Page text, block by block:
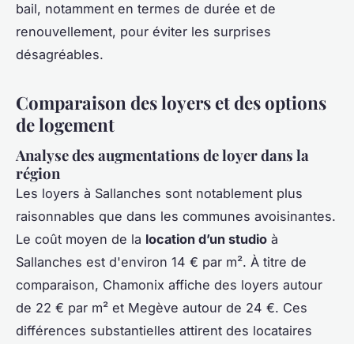
bail, notamment en termes de durée et de
renouvellement, pour éviter les surprises
désagréables.
Comparaison des loyers et des options
de logement
Analyse des augmentations de loyer dans la
région
Les loyers à Sallanches sont notablement plus
raisonnables que dans les communes avoisinantes.
Le coût moyen de la location d’un studio à
Sallanches est d'environ 14 € par m². À titre de
comparaison, Chamonix affiche des loyers autour
de 22 € par m² et Megève autour de 24 €. Ces
différences substantielles attirent des locataires